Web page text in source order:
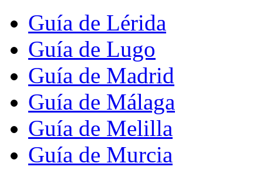
Guía de Lérida
Guía de Lugo
Guía de Madrid
Guía de Málaga
Guía de Melilla
Guía de Murcia